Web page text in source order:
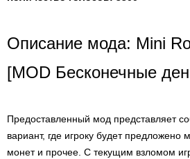
Описание мода: Mini
[MOD Бесконечные
Предоставленный мод представляет
вариант, где игроку будет предложено
монет и прочее. С текущим взломом